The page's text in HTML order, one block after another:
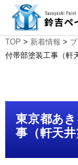
TOP > 新着情報 >
付帯部塗装工事（軒
東京都あ
事（軒天井